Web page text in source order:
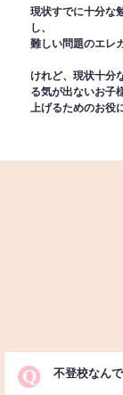
現状すでに十分な
し、
難しい問題のエレ
けれど、現状十分
る気が出ないお子
上げるためのお役
Q 不登校なん